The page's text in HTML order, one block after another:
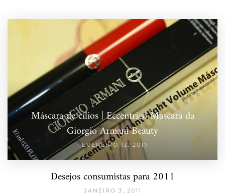
Máscara de cílios | Eccentrico Mascara da
Giorgio Armani Beauty
FEVEREIRO 13, 2017
Desejos consumistas para 2011
JANEIRO 3, 2011